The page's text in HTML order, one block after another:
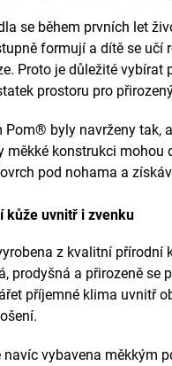
se během prvních let
formují a dítě se učí
Proto je důležité vybírat
prostoru pro
Pom® byly navrženy tak,
měkké konstrukci mohou
pod nohama a
kůže uvnitř i zvenku
z kvalitní přírodní
prodyšná a přirozeně se
příjemné klima uvnitř
vybavena měkkým